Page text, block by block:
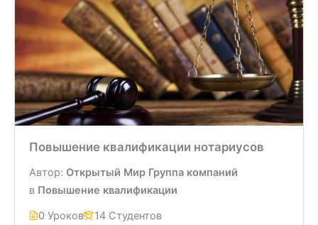
Повышение квалификации нотариусов
Автор: Открытый Мир Группа компаний
в Повышение квалификации
0 Уроков
14 Студентов